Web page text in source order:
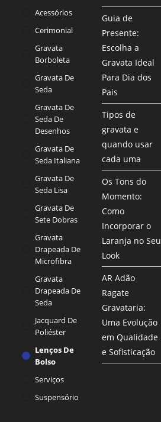
Acessórios
Cerimonial
Gravata
Borboleta
Gravata De
Seda
Gravata De
Seda De
Desenhos
Gravata De
Seda Italiana
Gravata De
Seda Lisa
Gravata De
Sete Dobras
Gravata
Drapeada De
Microfibra
Gravata
Drapeada De
Seda
Jacquard De
Poliéster
Lenços De
Bolso
Serviços
Suspensório
Guia de
Presente:
Escolha a
Gravata Ideal
Para Dia dos
Pais
Tipos de
gravata e
quando usar
cada uma
Os Tons do
Momento:
Como
Incorporar o
Laranja no Seu
Look
AR Adão
Ragate
Gravataria:
Uma Evolução
em Qualidade
e Sofisticação